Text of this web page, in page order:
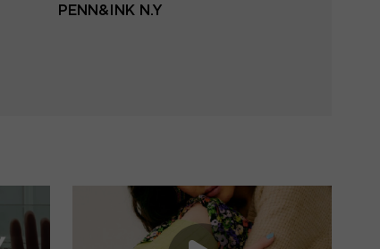
PENN&INK N.Y